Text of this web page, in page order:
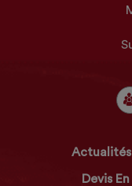
Actualités
Devis